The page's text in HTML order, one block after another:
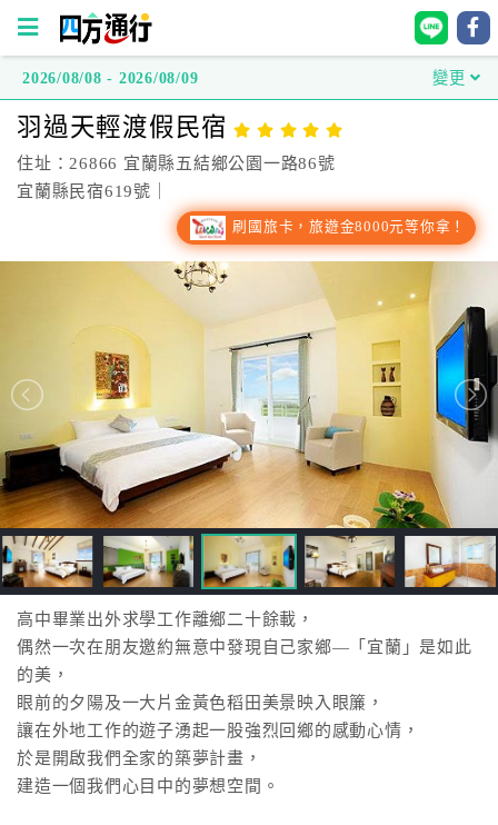
方
通
行
房
接
跟
飯
店
訂
房
HOT
特
色
民
2026/08/08 - 2026/08/09 變更
羽過天輕渡假民宿
住址：26866 宜蘭縣五結鄉公園一路86號
宜蘭縣民宿619號｜
刷國旅卡，旅遊金8000元等你拿！
高中畢業出外求學工作離鄉二十餘載，
偶然一次在朋友邀約無意中發現自己家鄉—「宜蘭」是如此
的美，
眼前的夕陽及一大片金黃色稻田美景映入眼簾，
讓在外地工作的遊子湧起一股強烈回鄉的感動心情，
於是開啟我們全家的築夢計畫，
建造一個我們心目中的夢想空間。